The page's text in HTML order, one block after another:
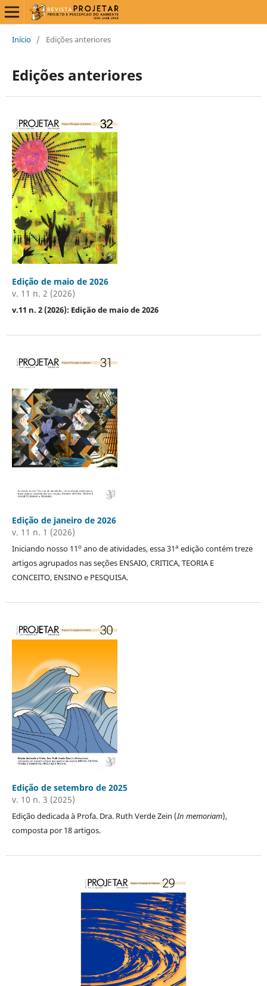
Início / Edições anteriores
Edições anteriores
Edição de maio de 2026
v. 11 n. 2 (2026)
v.11 n. 2 (2026): Edição de maio de 2026
Edição de janeiro de 2026
v. 11 n. 1 (2026)
Iniciando nosso 11oano de atividades, essa 31a edição contém treze
artigos agrupados nas seções ENSAIO, CRITICA, TEORIA E
CONCEITO, ENSINO e PESQUISA.
Edição de setembro de 2025
v. 10 n. 3 (2025)
Edição dedicada à Profa. Dra. Ruth Verde Zein (In memoriam),
composta por 18 artigos.